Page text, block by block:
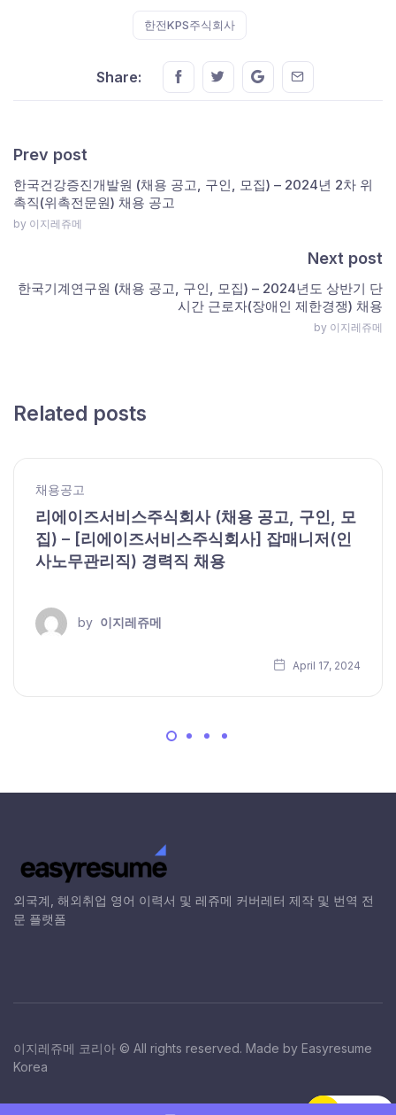
한전KPS주식회사
Share: Share this on FaceBook
Share this on Twitter
Share this on GMail
Share this on
Prev post
한국건강증진개발원 (채용 공고, 구인, 모집) – 2024년 2차 위
촉직(위촉전문원) 채용 공고
by 이지레쥬메
Next post
한국기계연구원 (채용 공고, 구인, 모집) – 2024년도 상반기 단
시간 근로자(장애인 제한경쟁) 채용
by 이지레쥬메
Related posts
채용공고
리에이즈서비스주식회사 (채용 공고, 구인, 모
집) – [리에이즈서비스주식회사] 잡매니저(인
사노무관리직) 경력직 채용
by 이지레쥬메
April 17, 2024
외국계, 해외취업 영어 이력서 및 레쥬메 커버레터 제작 및 번역 전
문 플랫폼
이지레쥬메 코리아 © All rights reserved. Made by Easyresume
Korea